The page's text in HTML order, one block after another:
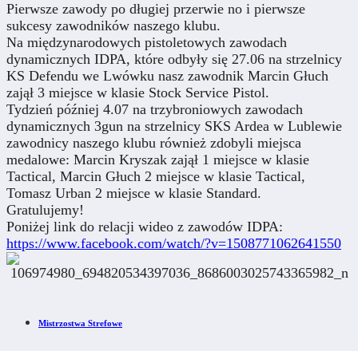
Pierwsze zawody po długiej przerwie no i pierwsze
sukcesy zawodników naszego klubu.
Na międzynarodowych pistoletowych zawodach
dynamicznych IDPA, które odbyły się 27.06 na strzelnicy
KS Defendu we Lwówku nasz zawodnik Marcin Głuch
zajął 3 miejsce w klasie Stock Service Pistol.
Tydzień później 4.07 na trzybroniowych zawodach
dynamicznych 3gun na strzelnicy SKS Ardea w Lublewie
zawodnicy naszego klubu również zdobyli miejsca
medalowe: Marcin Kryszak zajął 1 miejsce w klasie
Tactical, Marcin Głuch 2 miejsce w klasie Tactical,
Tomasz Urban 2 miejsce w klasie Standard.
Gratulujemy!
Poniżej link do relacji wideo z zawodów IDPA:
https://www.facebook.com/watch/?v=1508771062641550
Mistrzostwa Strefowe